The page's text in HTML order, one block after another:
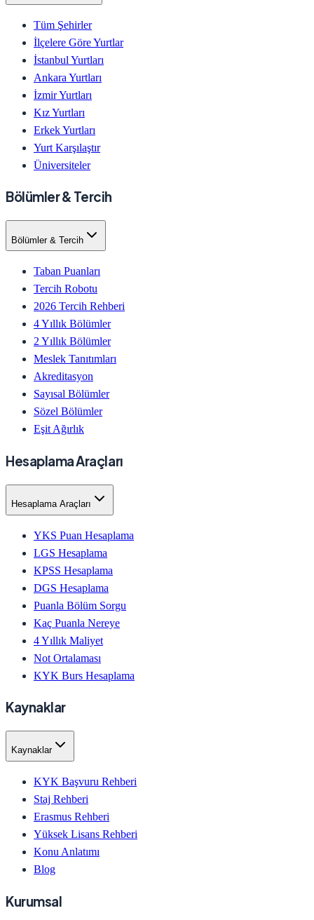
Tüm Şehirler
İlçelere Göre Yurtlar
İstanbul Yurtları
Ankara Yurtları
İzmir Yurtları
Kız Yurtları
Erkek Yurtları
Yurt Karşılaştır
Üniversiteler
Bölümler & Tercih
Bölümler & Tercih
Taban Puanları
Tercih Robotu
2026 Tercih Rehberi
4 Yıllık Bölümler
2 Yıllık Bölümler
Meslek Tanıtımları
Akreditasyon
Sayısal Bölümler
Sözel Bölümler
Eşit Ağırlık
Hesaplama Araçları
Hesaplama Araçları
YKS Puan Hesaplama
LGS Hesaplama
KPSS Hesaplama
DGS Hesaplama
Puanla Bölüm Sorgu
Kaç Puanla Nereye
4 Yıllık Maliyet
Not Ortalaması
KYK Burs Hesaplama
Kaynaklar
Kaynaklar
KYK Başvuru Rehberi
Staj Rehberi
Erasmus Rehberi
Yüksek Lisans Rehberi
Konu Anlatımı
Blog
Kurumsal